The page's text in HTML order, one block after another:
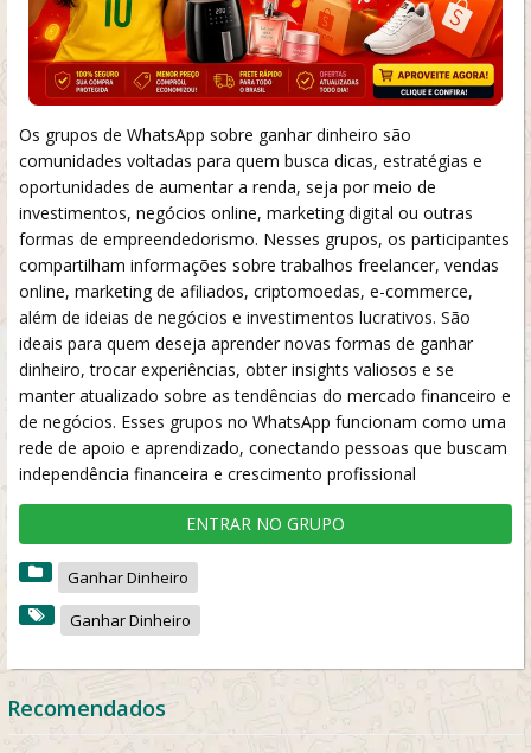
Os grupos de WhatsApp sobre ganhar dinheiro são
comunidades voltadas para quem busca dicas, estratégias e
oportunidades de aumentar a renda, seja por meio de
investimentos, negócios online, marketing digital ou outras
formas de empreendedorismo. Nesses grupos, os participantes
compartilham informações sobre trabalhos freelancer, vendas
online, marketing de afiliados, criptomoedas, e-commerce,
além de ideias de negócios e investimentos lucrativos. São
ideais para quem deseja aprender novas formas de ganhar
dinheiro, trocar experiências, obter insights valiosos e se
manter atualizado sobre as tendências do mercado financeiro e
de negócios. Esses grupos no WhatsApp funcionam como uma
rede de apoio e aprendizado, conectando pessoas que buscam
independência financeira e crescimento profissional
ENTRAR NO GRUPO
Ganhar Dinheiro
Ganhar Dinheiro
Recomendados